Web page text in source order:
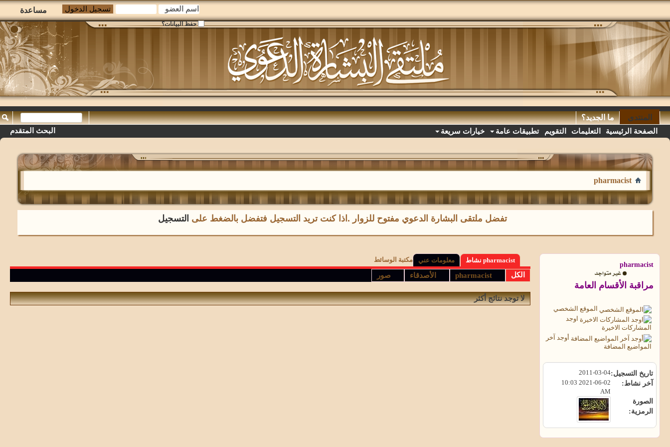
مساعدة
حفظ البيانات؟
المنتدى
الصفحة الرئيسية التعليمات التقويم تطبيقات عامة خيارات سريعة
ما الجديد؟
البحث المتقدم
pharmacist
تفضل ملتقى البشارة الدعوي مفتوح للزوار .اذا كنت تريد التسجيل فتفضل بالضغط على التسجيل
pharmacist
مراقبة الأقسام العامة
الموقع الشخصي
اوجد
المشاركات الاخيرة
أوجد آخر
المواضيع المضافة
تاريخ التسجيل 2011-03-04
آخر نشاط 2021-06-02
10:03
AM
الصورة
الرمزية
pharmacist نشاط معلومات عني مكتبة الوسائط
الكل pharmacist الأصدقاء صور
لا توجد نتائج أكثر